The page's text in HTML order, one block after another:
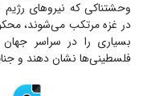
وحشتناکی که نیرو‌های رژیم
در غزه مرتکب می‌شوند،
بسیاری را در سراسر
فلسطینی‌ها نشان دهند و